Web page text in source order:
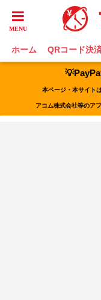
ホーム QRコード決
本ページ・本サイト
アコム株式会社等のア